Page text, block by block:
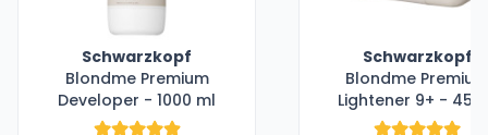
Schwarzkopf
Blondme Premium
Developer - 1000 ml
Schwarzkopf
Blondme
Lightener 9+ - 450